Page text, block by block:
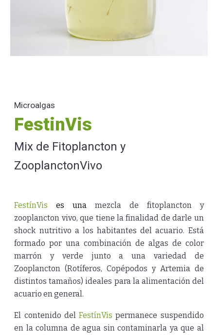
Microalgas
FestinVis
Mix de Fitoplancton y
ZooplanctonVivo
FestínVises una mezcla de fitoplancton y
zooplancton vivo, que tiene la finalidad de darle un
shock nutritivo a los habitantes del acuario. Está
formado por una combinación de algas de color
marrón y verde junto a una variedad de
Zooplancton (Rotíferos, Copépodos y Artemia de
distintos tamaños) ideales para la alimentación del
acuario en general.
El contenido delFestínVispermanece suspendido
en la columna de agua sin contaminarla ya que al